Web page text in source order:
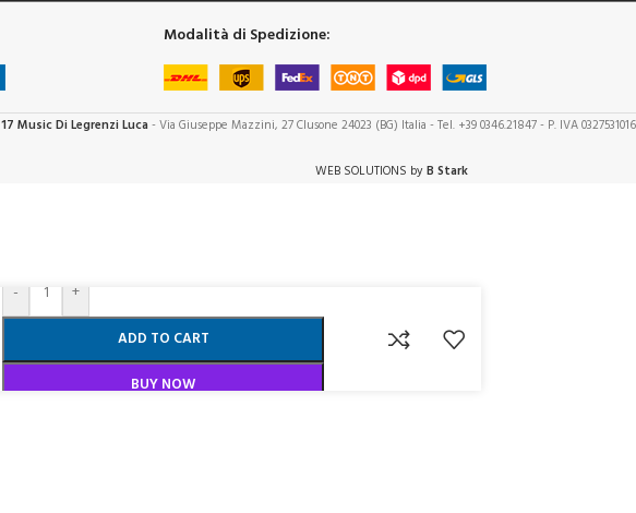
Modalità di Spedizione:
17 Music Di Legrenzi Luca - Via Giuseppe Mazzini, 27 Clusone 24023 (BG) Italia - Tel. +39 0346.21847 - P. IVA
WEB SOLUTIONS byB Stark
- +
ADD TO CART
BUY NOW